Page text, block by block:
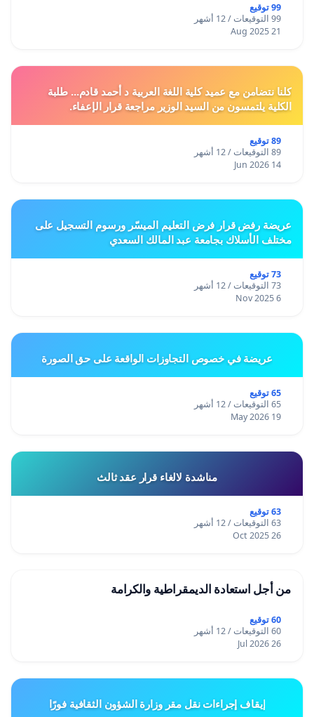
99 توقيع
99 التوقيعات / 12 أشهر
21 Aug 2025
كلنا نتضامن مع عميد كلية اللغة العربية د أحمد قادم... طلبة
الكلية يلتمسون من السيد الوزير مراجعة قرار الإعفاء.
89 توقيع
89 التوقيعات / 12 أشهر
14 Jun 2026
عريضة رفض قرار فرض التعليم الميسّر ورسوم التسجيل على
مختلف الأسلاك بجامعة عبد المالك السعدي
73 توقيع
73 التوقيعات / 12 أشهر
6 Nov 2025
عريضة في خصوص التجاوزات الواقعة على حق الصورة
65 توقيع
65 التوقيعات / 12 أشهر
19 May 2026
مناشدة لالغاء قرار عقد ثالث
63 توقيع
63 التوقيعات / 12 أشهر
26 Oct 2025
من أجل استعادة الديمقراطية والكرامة
60 توقيع
60 التوقيعات / 12 أشهر
26 Jul 2026
إيقاف إجراءات نقل مقر وزارة الشؤون الثقافية فورًا